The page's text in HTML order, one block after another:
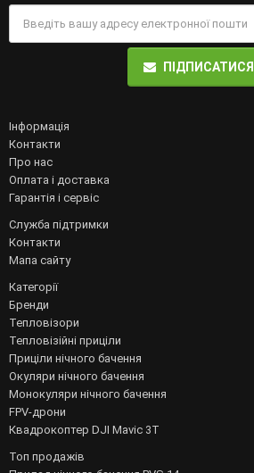
ПІДПИСАТИСЯ
Інформація
Контакти
Про нас
Оплата і доставка
Гарантія і сервіс
Служба підтримки
Контакти
Мапа сайту
Категорії
Бренди
Тепловізори
Тепловізійні приціли
Приціли нічного бачення
Окуляри нічного бачення
Монокуляри нічного бачення
FPV-дрони
Квадрокоптер DJI Mavic 3T
Топ продажів